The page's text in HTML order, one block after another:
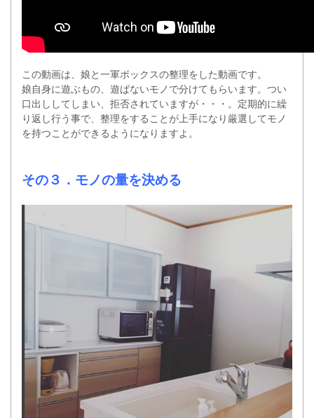
この動画は、娘と一軍ボックスの整理をした動画です。
娘自身に遊ぶもの、遊ばないモノで分けてもらいます。つい
口出ししてしまい、拒否されていますが・・・。定期的に繰
り返し行う事で、整理をすることが上手になり厳選してモノ
を持つことができるようになりますよ。
その３．モノの量を決める